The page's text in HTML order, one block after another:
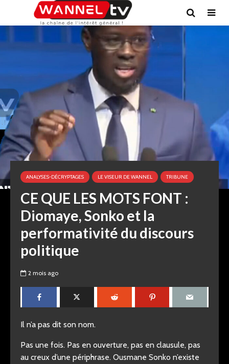
ANALYSES-DÉCRYPTAGES LE VISEUR DE WANNEL TRIBUNE
CE QUE LES MOTS FONT :
Diomaye, Sonko et la
performativité du discours
politique
2 mois ago
Il n’a pas dit son nom.
Pas une fois. Pas en ouverture, pas en clausule, pas
au creux d’une périphrase. Ousmane Sonko n’existe